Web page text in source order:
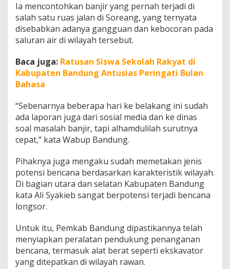
a
a
n
Ia mencontohkan banjir yang pernah terjadi di
salah satu ruas jalan di Soreang, yang ternyata
disebabkan adanya gangguan dan kebocoran pada
saluran air di wilayah tersebut.
Baca juga: Ratusan Siswa Sekolah Rakyat di
Kabupaten Bandung Antusias Peringati Bulan
Bahasa
“Sebenarnya beberapa hari ke belakang ini sudah
ada laporan juga dari sosial media dan ke dinas
soal masalah banjir, tapi alhamdulilah surutnya
cepat,” kata Wabup Bandung.
Pihaknya juga mengaku sudah memetakan jenis
potensi bencana berdasarkan karakteristik wilayah.
Di bagian utara dan selatan Kabupaten Bandung
kata Ali Syakieb sangat berpotensi terjadi bencana
longsor.
Untuk itu, Pemkab Bandung dipastikannya telah
menyiapkan peralatan pendukung penanganan
bencana, termasuk alat berat seperti ekskavator
yang ditepatkan di wilayah rawan.